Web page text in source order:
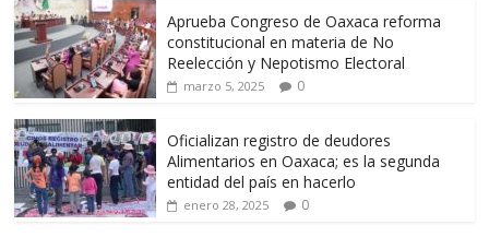
Aprueba Congreso de Oaxaca reforma
constitucional en materia de No
Reelección y Nepotismo Electoral
marzo 5, 2025 0
Oficializan registro de deudores
Alimentarios en Oaxaca; es la segunda
entidad del país en hacerlo
enero 28, 2025 0